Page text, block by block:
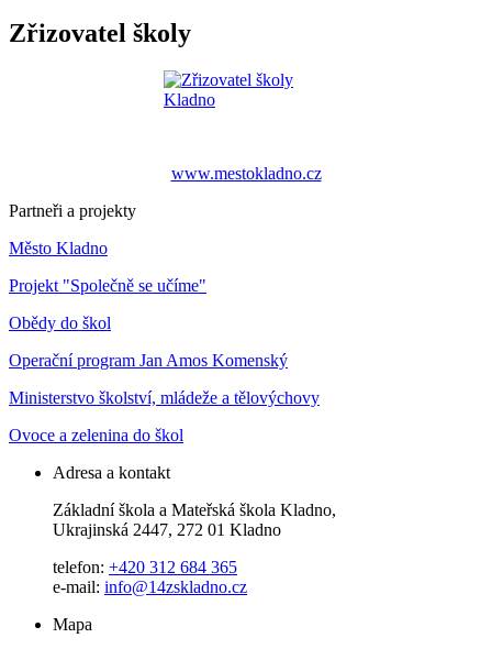
Zřizovatel školy
www.mestokladno.cz
Partneři a projekty
Město Kladno
Projekt "Společně se učíme"
Obědy do škol
Operační program Jan Amos Komenský
Ministerstvo školství, mládeže a tělovýchovy
Ovoce a zelenina do škol
Adresa a kontakt
Základní škola a Mateřská škola Kladno,
Ukrajinská 2447, 272 01 Kladno
telefon: +420 312 684 365
e-mail: info@14zskladno.cz
Mapa